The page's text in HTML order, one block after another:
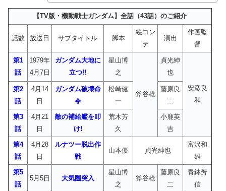
【TV版・機動戦士ガンダム】全話（43話）のご紹介
話数 放送日 サブタイトル 脚本
絵コン
テ
演出
作画監
督
第1
話
1979年
4月7日
ガンダム大地に
立つ!!
星山博
之
斧谷稔
貞光紳
也
安彦良
和
第2
話
4月14
日
ガンダム破壊命
令
松崎健
一
藤原良
二
第3
話
4月21
日
敵の補給艦を叩
け!
荒木芳
久
小鹿英
吉
第4
話
4月28
日
ルナツー脱出作
戦
山本優 貞光紳也
富沢和
雄
第5
話
5月5日 大気圏突入
星山博
之
斧谷稔
藤原良
二
青鉢芳
信